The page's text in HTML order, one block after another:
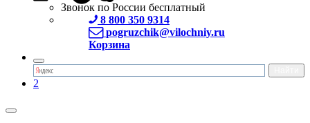
Звонок по России бесплатный
8 800 350 9314
pogruzchik@vilochniy.ru
Корзина
2